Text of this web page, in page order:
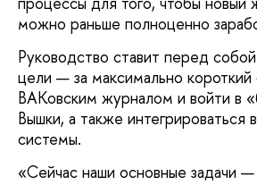
можно раньше полноценно
Руководство ставит перед
цели — за максимально короткий
ВАКовским журналом и войти в
Вышки, а также
системы.
«Сейчас наши основные задачи —